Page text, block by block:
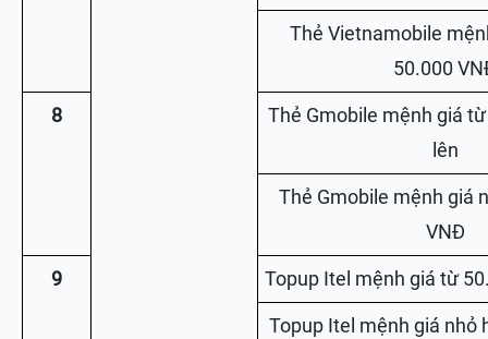
Thẻ Vietnamobile
50.000
8
Thẻ Gmobile mệnh giá
lên
Thẻ Gmobile mệnh giá
VNĐ
9 Topup Itel mệnh giá từ
Topup Itel mệnh giá nhỏ